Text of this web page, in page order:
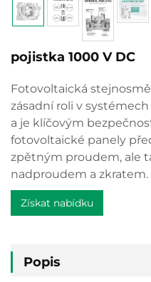
pojistka 1000 V DC
Fotovoltaická
zásadní roli v
a je klíčovým
fotovoltaické panely
zpětným proudem, ale
nadproudem a zkratem.
Získat nabídku
Popis